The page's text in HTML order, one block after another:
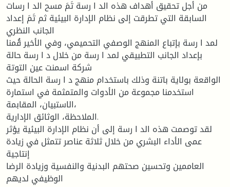
من أجل تحقيق أهداف هذه الد ا رسة تَمَ مسح الد ا رسات
السابقة التي تطرقت إلى نظام الإدارة البيئية ثم تَمَ إعداد
الجانب النظري
لمد ا رسة بإتباع المنهج الوصفي التحميمي، وفي الأخير قُمنا
بإعداد الجانب التطبيقي لمد ا رسة من خلال د ا رسة حالة
شركة اسمنت عين التوتة
الواقعة بولاية باتنة وذلك باستخدام منهج د ا رسة الحالة حيث
استخدمنا مجموعة من الأدوات والمتمثمة في استمارة
الاستبيان، المقابمة،
الملاحظة، الوثائق الإدارية.
لقد توصمت هذه الد ا رسة إلى أن نظام الإدارة البيئية يؤثر
عمى الأداء البشري من خلال ثلاثة عناصر تتمثل في زيادة
إنتاجية
العاممين وتحسين صحتهم البدنية والنفسية وزيادة الرضا
الوظيفي لديهم